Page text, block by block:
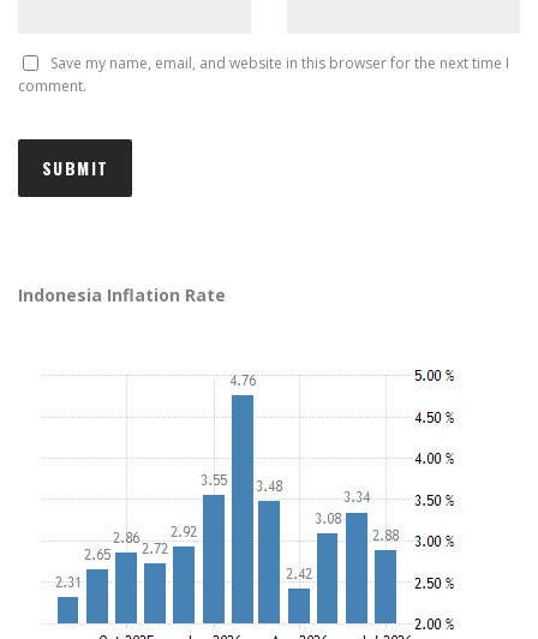
Save my name, email, and website in this browser for the next time I
comment.
Indonesia Inflation Rate